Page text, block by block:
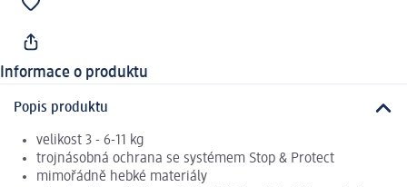
Informace o produktu
Popis produktu
velikost 3 - 6-11 kg
trojnásobná ochrana se systémem Stop & Protect
mimořádně hebké materiály